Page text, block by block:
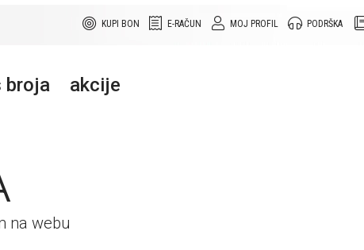
PODRŠKA
MOJ PROFIL
E-RAČUN
KUPI BON
broja akcije
na webu